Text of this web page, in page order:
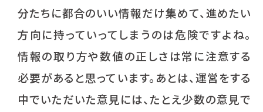
分たちに都合のいい情報だけ集めて、進めたい
方向に持っていってしまうのは危険ですよね。
情報の取り方や数値の正しさは常に注意する
必要があると思っています。あとは、運営をする
中でいただいた意見には、たとえ少数の意見で